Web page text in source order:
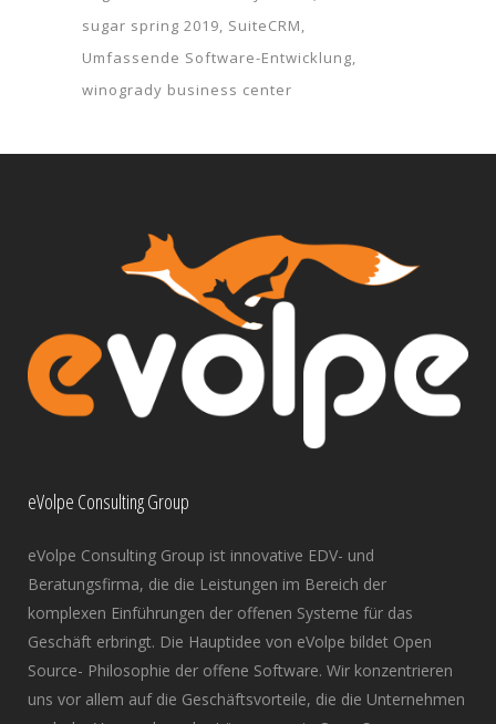
sugar spring 2019 SuiteCRM
Umfassende Software-Entwicklung
winogrady business center
eVolpe Consulting Group
eVolpe Consulting Group ist innovative EDV- und
Beratungsfirma, die die Leistungen im Bereich der
komplexen Einführungen der offenen Systeme für das
Geschäft erbringt. Die Hauptidee von eVolpe bildet Open
Source- Philosophie der offene Software. Wir konzentrieren
uns vor allem auf die Geschäftsvorteile, die die Unternehmen